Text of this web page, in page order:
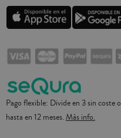
Pago flexible: Divide en 3 sin coste o
hasta en 12 meses. Más info.